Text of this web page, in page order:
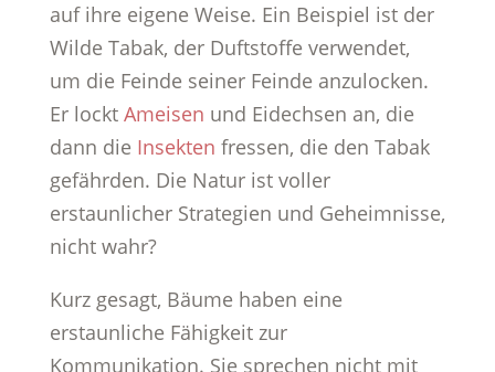
auf ihre eigene Weise. Ein Beispiel ist der
Wilde Tabak, der Duftstoffe verwendet,
um die Feinde seiner Feinde anzulocken.
Er lockt Ameisen und Eidechsen an, die
dann die Insekten fressen, die den Tabak
gefährden. Die Natur ist voller
erstaunlicher Strategien und Geheimnisse,
nicht wahr?
Kurz gesagt, Bäume haben eine
erstaunliche Fähigkeit zur
Kommunikation. Sie sprechen nicht mit